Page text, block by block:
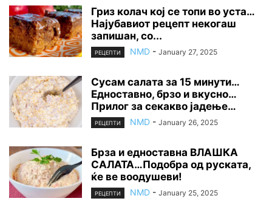
Гриз колач кој се топи во уста…
Најубавиот рецепт некогаш
запишан, со...
РЕЦЕПТИ NMD - January 27, 2025
Сусам салата за 15 минути…
Едноставно, брзо и вкусно…
Прилог за секакво јадење…
РЕЦЕПТИ NMD - January 26, 2025
Брза и едноставна ВЛАШКА
САЛАТА…Подобра од руската,
ќе ве воодушеви!
РЕЦЕПТИ NMD - January 25, 2025